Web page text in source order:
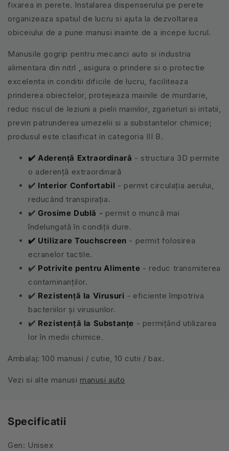
fixarea in perete. Instalarea dispenserului pe perete
organizeaza spatiul de lucru si ajuta la dezvoltarea
obiceiului de a pune manusi inainte de a incepe lucrul.
Manusile gogrip pentru mecanci auto si industria
alimentara din nitrl , asigura o prindere si o protectie
excelenta in conditii dificile de lucru, faciliteaza
prinderea obiectelor, protejeaza mainile de murdarie,
reduc riscul de leziuni a pielii mainilor, zgarieturi si iritatii,
previn patrunderea umezelii si a substantelor chimice;
produsul este clasificat in categoria III B.
✔️Aderență Extraordinară - structura 3D permite
o aderență extraordinară
✔️ Interior Confortabil - permit circulaţia aerului,
reducând transpiraţia.
✔️Grosime Dublă - permit o muncă mai
îndelungată în condiții dure.
✔️ Utilizare Touchscreen - permit folosirea
ecranelor tactile.
✔️ Potrivite pentru Alimente - reduc transmiterea
contaminanților.
✔️ Rezistență la Virusuri - eficiente împotriva
bacteriilor și virusurilor.
✔️ Rezistenţă la Substanțe - permițând utilizarea
lor în medii chimice.
Ambalaj: 100 manusi / cutie, 10 cutii / bax.
Vezi si alte manusi manusi auto
Specificatii
Gen: Unisex